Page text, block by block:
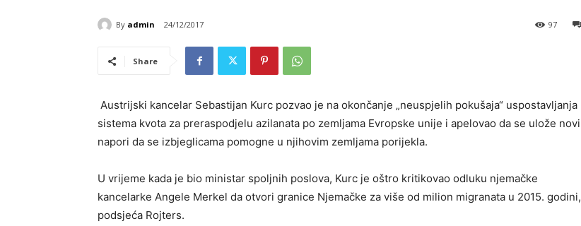
By admin 24/12/2017 97
Share
Austrijski kancelar Sebastijan Kurc pozvao je na okončanje „neuspjelih pokušaja“ uspostavljanja
sistema kvota za preraspodjelu azilanata po zemljama Evropske unije i apelovao da se ulože novi
napori da se izbjeglicama pomogne u njihovim zemljama porijekla.
U vrijeme kada je bio ministar spoljnih poslova, Kurc je oštro kritikovao odluku njemačke
kancelarke Angele Merkel da otvori granice Njemačke za više od milion migranata u 2015. godini,
podsjeća Rojters.